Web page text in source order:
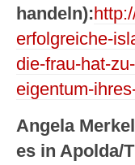
handeln):
erfolgreiche-
die-frau-hat-
eigentum-
Angela
es in Apolda/